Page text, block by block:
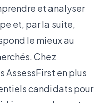
et analyser
et, par la suite,
le mieux au
Chez
AssessFirst en plus
candidats pour